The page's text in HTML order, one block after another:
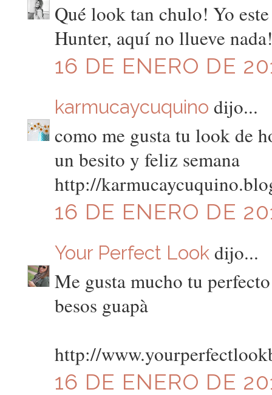
Qué look tan chulo! Yo
Hunter, aquí no llueve
16 DE ENERO DE
karmucaycuquino dijo...
como me gusta tu look de
un besito y feliz semana
http://
16 DE ENERO DE
Your Perfect Lookdijo...
Me gusta mucho tu
besos guapà
http://
16 DE ENERO DE